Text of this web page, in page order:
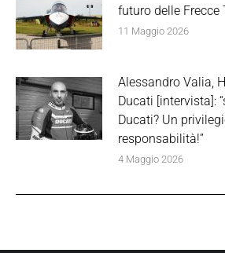
futuro delle Frecce
11 Maggio 2026
Alessandro Valia,
Ducati [intervista]:
Ducati? Un
responsabilità!”
4 Maggio 2026